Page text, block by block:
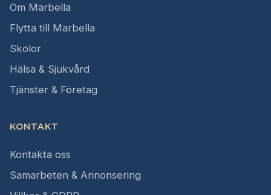
Om Marbella
Flytta till Marbella
Skolor
Hälsa & Sjukvård
Tjänster & Företag
KONTAKT
Kontakta oss
Samarbeten & Annonsering